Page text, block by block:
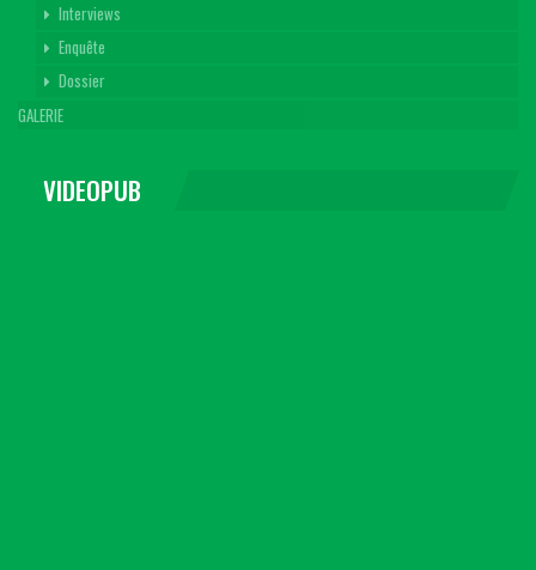
Interviews
Enquête
Dossier
GALERIE
VIDEOPUB